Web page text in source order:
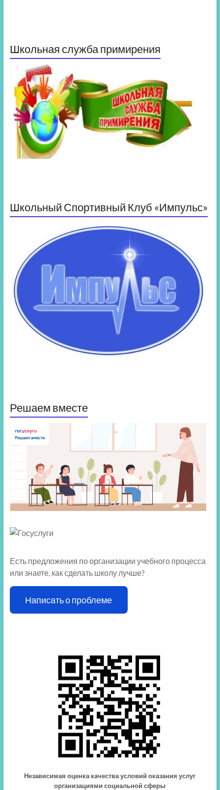
Школьная служба примирения
Школьный Спортивный Клуб «Импульс»
Решаем вместе
Есть предложения по организации учебного процесса
или знаете, как сделать школу лучше?
Написать о проблеме
Независимая оценка качества условий оказания услуг
организациями социальной сферы